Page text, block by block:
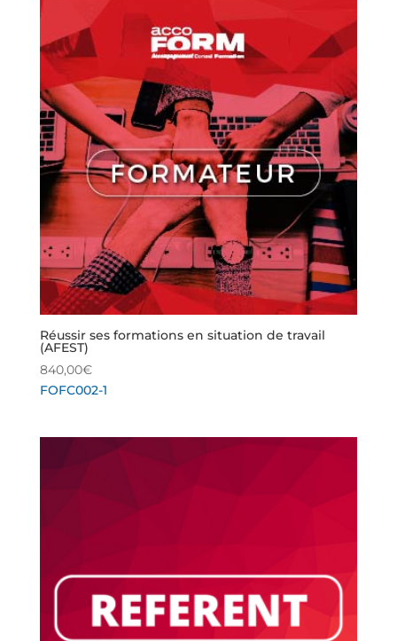
Réussir ses formations en situation de travail
(AFEST)
840,00€
FOFC002-1